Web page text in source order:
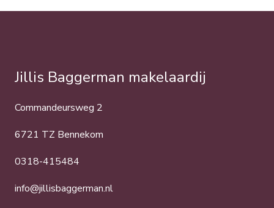
Jillis Baggerman makelaardij
Commandeursweg 2
6721 TZ Bennekom
0318-415484
info@jillisbaggerman.nl